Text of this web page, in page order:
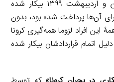
ماه‌های اسفند ۱۳۹۸ و فروردین و اردیبهشت ۱۳۹۹ بیکار شده‌
و حق‌بیمۀ دی‌ماه ۱۳۹۸ برای آن‌ها پرداخت شده بود، بدون
این افراد لزوما همه‌گیری کرونا
قراردادشان بیکار شده